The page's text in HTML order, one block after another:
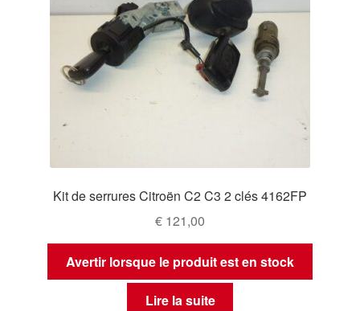
Kit de serrures Citroën C2 C3 2 clés 4162FP
€ 121,00
Avertir lorsque le produit est en stock
Lire la suite